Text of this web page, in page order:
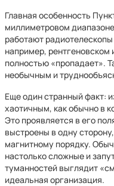
Главная особенность
миллиметровом
работают
например,
полностью «пропадает».
необычным и
Еще один странный факт:
хаотичным, как обычно в
Это проявляется в его
выстроены в одну
магнитному порядку.
настолько сложные и
туманностей выглядит
идеальная организация.